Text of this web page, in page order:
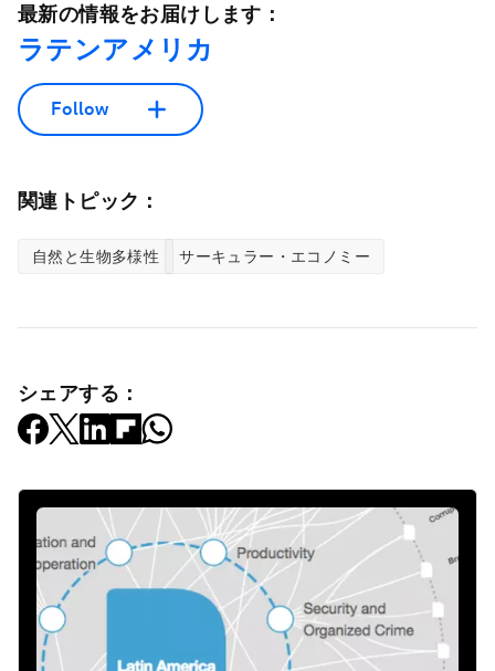
最新の情報をお届けします：
ラテンアメリカ
Follow
関連トピック：
自然と生物多様性 サーキュラー・エコノミー
シェアする：